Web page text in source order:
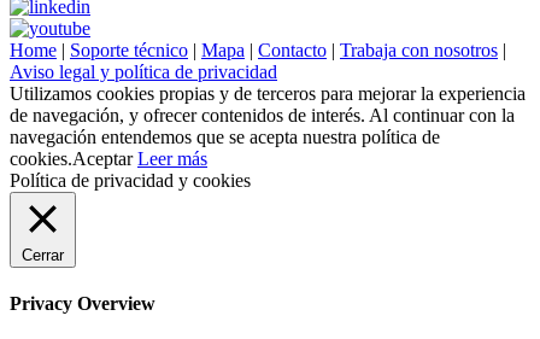
Home | Soporte técnico | Mapa | Contacto | Trabaja con nosotros |
Aviso legal y política de privacidad
Utilizamos cookies propias y de terceros para mejorar la experiencia
de navegación, y ofrecer contenidos de interés. Al continuar con la
navegación entendemos que se acepta nuestra política de
cookies.Aceptar Leer más
Política de privacidad y cookies
Cerrar
Privacy Overview